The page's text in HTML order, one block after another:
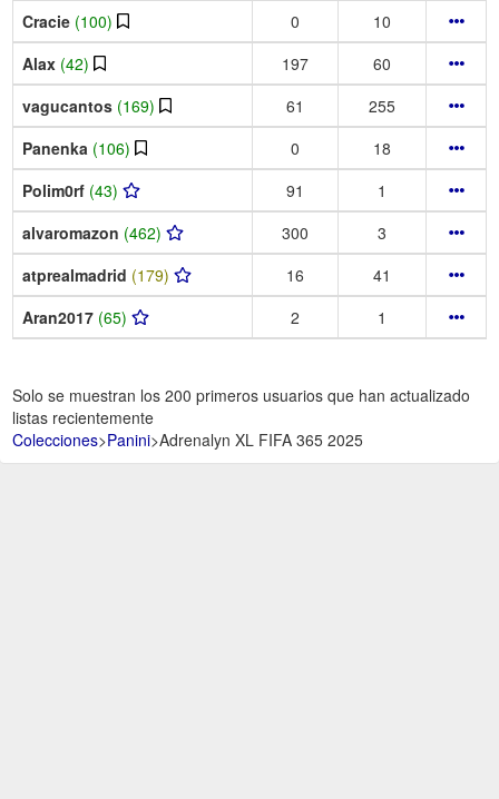
Cracie (100) 0
10
Alax (42) 197
60
vagucantos (169) 61
255
Panenka (106) 0
18
Polim0rf (43) 91
1
alvaromazon (462) 300
3
atprealmadrid (179) 16
41
Aran2017 (65) 2 1
Solo se muestran los 200 primeros usuarios que han actualizado
listas recientemente
Colecciones>Panini>Adrenalyn XL FIFA 365 2025